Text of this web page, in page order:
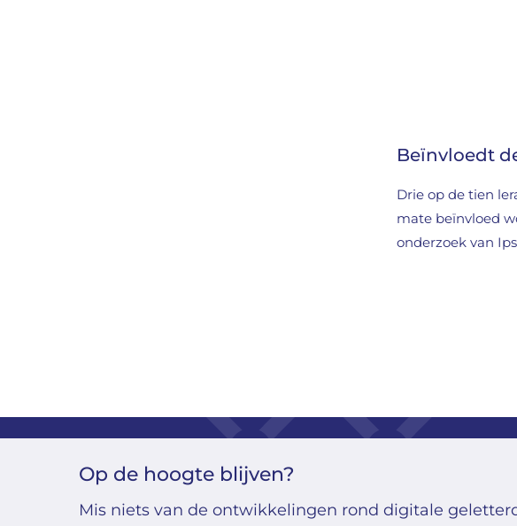
Beïnvloedt
Drie op de tien
mate beïnvloed
onderzoek van
Op de hoogte blijven?
Mis niets van de ontwikkelingen rond digitale